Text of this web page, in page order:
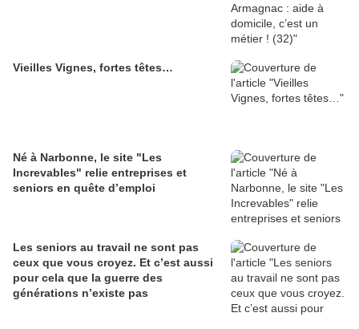
Vieilles Vignes, fortes têtes…
Né à Narbonne, le site "Les
Increvables" relie entreprises et
seniors en quête d’emploi
Les seniors au travail ne sont pas
ceux que vous croyez. Et c’est aussi
pour cela que la guerre des
générations n’existe pas